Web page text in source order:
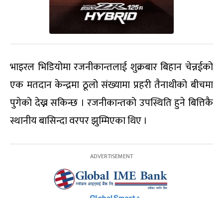
भाइरल भिडियोमा रजनीकान्तलाई शुक्रबार बिहान चेन्नईको
एक मतदान केन्द्रमा ठूलो संख्यामा प्रहरी तैनाथीको बीचमा
पुगेको देख्न सकिन्छ । रजनीकान्तको उपस्थिति हुने बित्तिकै
स्थानीय बासिन्दा वरपर झुम्मिएका थिए ।